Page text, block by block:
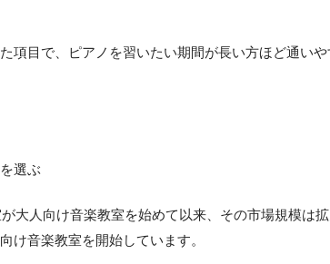
項目で、ピアノを習いたい期間が長い方ほど通い
選ぶ
大人向け音楽教室を始めて以来、その市場規模は
け音楽教室を開始しています。